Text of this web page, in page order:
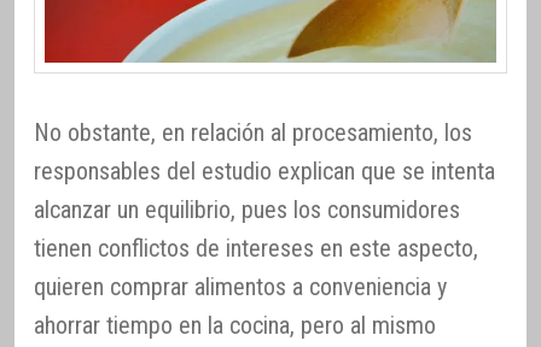
No obstante, en relación al procesamiento, los
responsables del estudio explican que se intenta
alcanzar un equilibrio, pues los consumidores
tienen conflictos de intereses en este aspecto,
quieren comprar alimentos a conveniencia y
ahorrar tiempo en la cocina, pero al mismo